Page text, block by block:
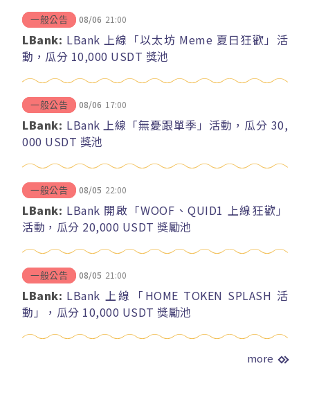
一般公告 08/06 21:00
LBank: LBank 上線「以太坊 Meme 夏日狂歡」活
動，瓜分 10,000 USDT 獎池
一般公告 08/06 17:00
LBank: LBank 上線「無憂跟單季」活動，瓜分 30,
000 USDT 獎池
一般公告 08/05 22:00
LBank: LBank 開啟「WOOF、QUID1 上線狂歡」
活動，瓜分 20,000 USDT 獎勵池
一般公告 08/05 21:00
LBank: LBank 上線「HOME TOKEN SPLASH 活
動」，瓜分 10,000 USDT 獎勵池
more